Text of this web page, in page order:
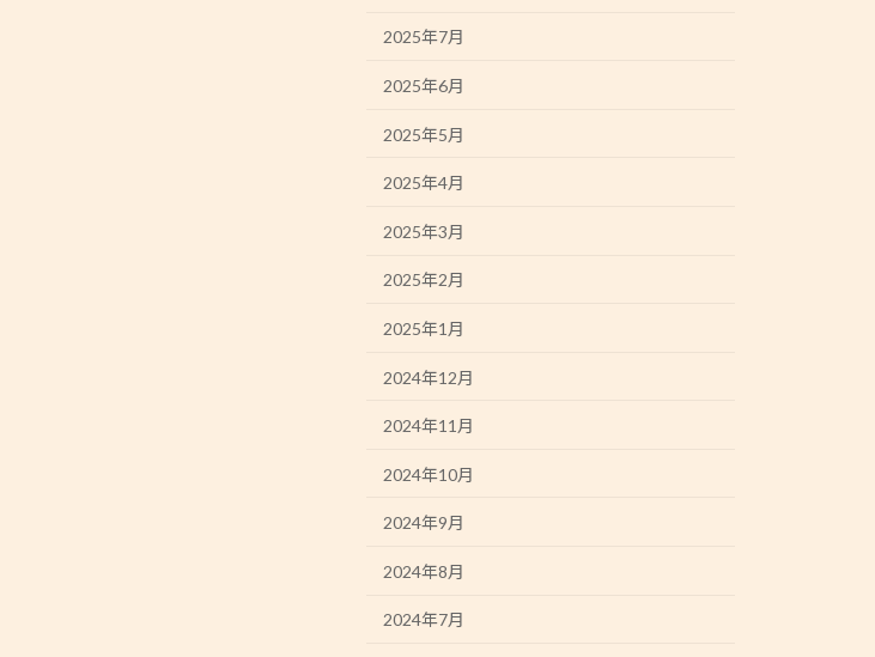
2025年7月
2025年6月
2025年5月
2025年4月
2025年3月
2025年2月
2025年1月
2024年12月
2024年11月
2024年10月
2024年9月
2024年8月
2024年7月